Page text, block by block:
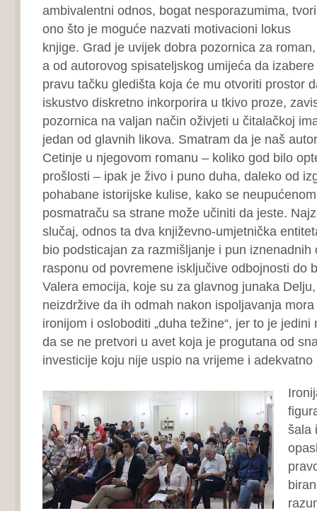
ambivalentni odnos, bogat nesporazumima, tvori
ono što je moguće nazvati motivacioni lokus
knjige. Grad je uvijek dobra pozornica za roman,
a od autorovog spisateljskog umijeća da izabere
pravu tačku gledišta koja će mu otvoriti prostor
iskustvo diskretno inkorporira u tkivo proze,
pozornica na valjan način oživjeti u čitalačkoj
jedan od glavnih likova. Smatram da je naš
Cetinje u njegovom romanu – koliko god bilo
prošlosti – ipak je živo i puno duha, daleko od
pohabane istorijske kulise, kako se
posmatraču sa strane može učiniti da jeste.
slučaj, odnos ta dva književno-umjetnička
bio podsticajan za razmišljanje i pun iznenadnih
rasponu od povremene isključive odbojnosti do
Valera emocija, koje su za glavnog junaka
neizdržive da ih odmah nakon ispoljavanja
ironijom i osloboditi „duha težine“, jer to je
da se ne pretvori u avet koja je progutana od
investicije koju nije uspio na vrijeme i
šala